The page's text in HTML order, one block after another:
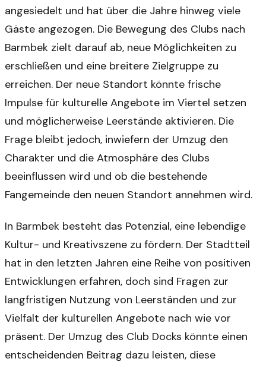
angesiedelt und hat über die Jahre hinweg viele
Gäste angezogen. Die Bewegung des Clubs nach
Barmbek zielt darauf ab, neue Möglichkeiten zu
erschließen und eine breitere Zielgruppe zu
erreichen. Der neue Standort könnte frische
Impulse für kulturelle Angebote im Viertel setzen
und möglicherweise Leerstände aktivieren. Die
Frage bleibt jedoch, inwiefern der Umzug den
Charakter und die Atmosphäre des Clubs
beeinflussen wird und ob die bestehende
Fangemeinde den neuen Standort annehmen wird.
In Barmbek besteht das Potenzial, eine lebendige
Kultur- und Kreativszene zu fördern. Der Stadtteil
hat in den letzten Jahren eine Reihe von positiven
Entwicklungen erfahren, doch sind Fragen zur
langfristigen Nutzung von Leerständen und zur
Vielfalt der kulturellen Angebote nach wie vor
präsent. Der Umzug des Club Docks könnte einen
entscheidenden Beitrag dazu leisten, diese